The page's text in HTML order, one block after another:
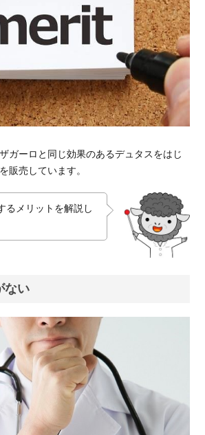
ガーロと同じ効果のあるデュタスをはじ
販売しています。
るメリットを解説し
ない